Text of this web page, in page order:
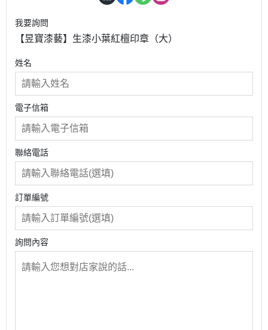
我要詢問
【昱寶漆藝】生漆小葉紅檀印章（大）
姓名
電子信箱
聯絡電話
訂單編號
詢問內容